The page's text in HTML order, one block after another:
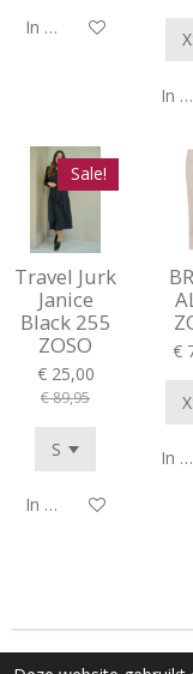
In winkelwagen
In
Sale!
Travel Jurk
Janice
Black 255
ZOSO
€ 25,00
€ 89,95
In winkelwagen
€
In